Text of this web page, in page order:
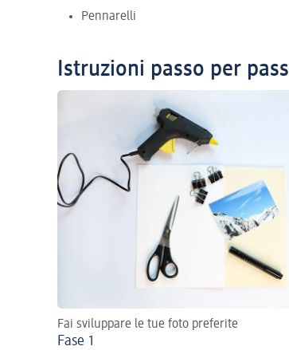
Pennarelli
Istruzioni passo per
Fai sviluppare le tue foto preferite
Fase 1